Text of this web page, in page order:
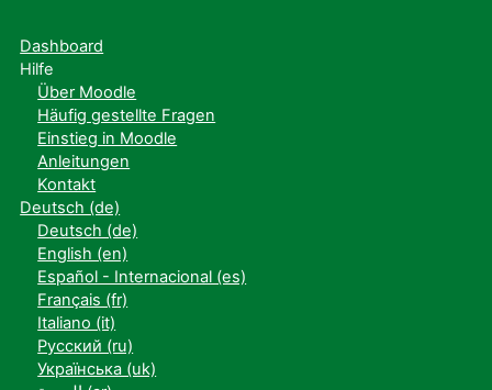
Dashboard
Hilfe
Über Moodle
Häufig gestellte Fragen
Einstieg in Moodle
Anleitungen
Kontakt
Deutsch ‎(de)‎
Deutsch ‎(de)‎
English ‎(en)‎
Español - Internacional ‎(es)‎
Français ‎(fr)‎
Italiano ‎(it)‎
Русский ‎(ru)‎
Українська ‎(uk)‎